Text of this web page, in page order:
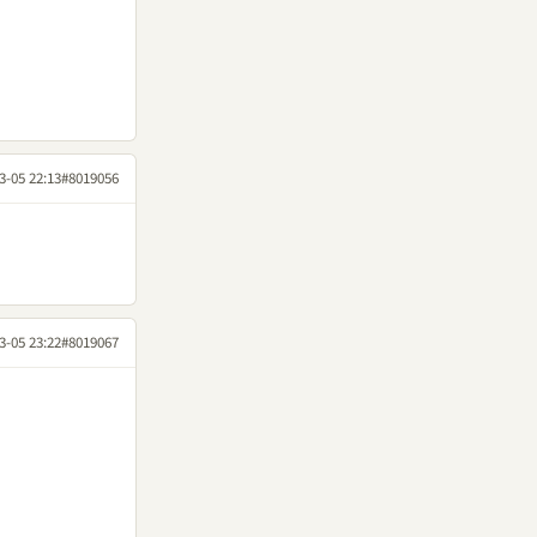
05 22:13#8019056
05 23:22#8019067